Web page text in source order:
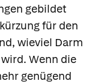
gebildet
für den
wieviel Darm
Wenn die
genügend